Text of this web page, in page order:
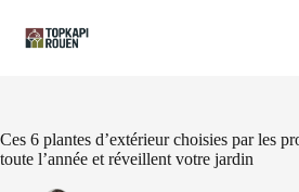
contenu
Ces 6 plantes d’extérieur choisies par les
toute l’année et réveillent votre jardin